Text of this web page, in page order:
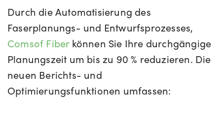
Durch die Automatisierung des
Faserplanungs- und Entwurfsprozesses,
Comsof Fiberkönnen Sie Ihre durchgängige
Planungszeit um bis zu 90 % reduzieren. Die
neuen Berichts- und
Optimierungsfunktionen umfassen: